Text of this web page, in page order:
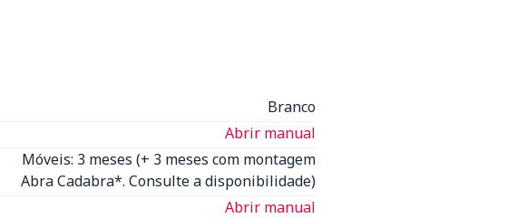
Branco
Abrir manual
Móveis: 3 meses (+ 3 meses com montagem
Abra Cadabra*. Consulte a disponibilidade)
Abrir manual